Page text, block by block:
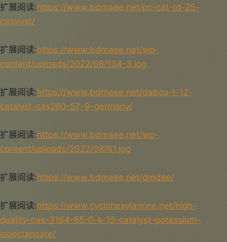
扩展阅读:https://www.bdmaee.net/pc-cat-td-25-
catalyst/
扩展阅读:https://www.bdmaee.net/wp-
content/uploads/2022/08/134-3.jpg
扩展阅读:https://www.bdmaee.net/dabco-t-12-
catalyst-cas280-57-9–germany/
扩展阅读:https://www.bdmaee.net/wp-
content/uploads/2022/08/61.jpg
扩展阅读:https://www.bdmaee.net/dmdee/
扩展阅读:https://www.cyclohexylamine.net/high-
quality-cas-3164-85-0-k-15-catalyst-potassium-
isooctanoate/